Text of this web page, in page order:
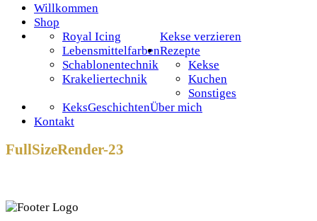
Willkommen
Shop
Kekse verzieren
Royal Icing
Lebensmittelfarben
Schablonentechnik
Krakeliertechnik
Rezepte
Kekse
Kuchen
Sonstiges
Über mich
KeksGeschichten
Kontakt
FullSizeRender-23